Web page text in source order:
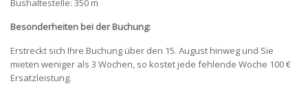
Bushaltestelle: 350 m
Besonderheiten bei der Buchung:
Erstreckt sich Ihre Buchung über den 15. August hinweg und Sie
mieten weniger als 3 Wochen, so kostet jede fehlende Woche 100 €
Ersatzleistung.